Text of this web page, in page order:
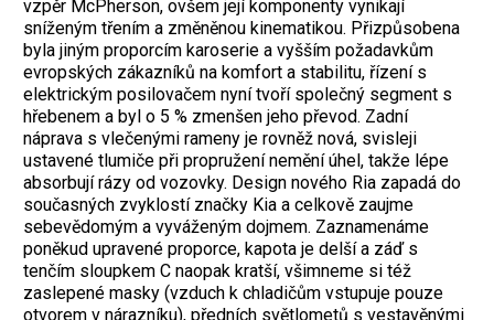
vzpěr McPherson, ovšem její komponenty vynikají
sníženým třením a změněnou kinematikou. Přizpůsobena
byla jiným proporcím karoserie a vyšším požadavkům
evropských zákazníků na komfort a stabilitu, řízení s
elektrickým posilovačem nyní tvoří společný segment s
hřebenem a byl o 5 % zmenšen jeho převod. Zadní
náprava s vlečenými rameny je rovněž nová, svisleji
ustavené tlumiče při propružení nemění úhel, takže lépe
absorbují rázy od vozovky. Design nového Ria zapadá do
současných zvyklostí značky Kia a celkově zaujme
sebevědomým a vyváženým dojmem. Zaznamenáme
poněkud upravené proporce, kapota je delší a záď s
tenčím sloupkem C naopak kratší, všimneme si též
zaslepené masky (vzduch k chladičům vstupuje pouze
otvorem v nárazníku), předních světlometů s vestavěnými